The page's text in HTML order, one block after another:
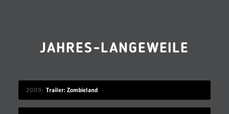
JAHRES-LANGEWEILE
2009 Trailer: Zombieland